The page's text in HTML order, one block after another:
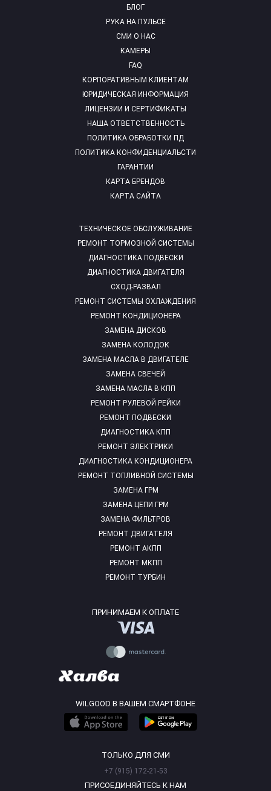
БЛОГ
РУКА НА ПУЛЬСЕ
СМИ О НАС
КАМЕРЫ
FAQ
ТЕХНИЧЕСКОЕ ОБСЛУЖИВАНИЕ
РЕМОНТ ТОРМОЗНОЙ СИСТЕМЫ
ДИАГНОСТИКА ПОДВЕСКИ
ДИАГНОСТИКА ДВИГАТЕЛЯ
СХОД-РАЗВАЛ
РЕМОНТ СИСТЕМЫ ОХЛАЖДЕНИЯ
РЕМОНТ КОНДИЦИОНЕРА
ЗАМЕНА ДИСКОВ
ЗАМЕНА КОЛОДОК
ЗАМЕНА МАСЛА В ДВИГАТЕЛЕ
ЗАМЕНА СВЕЧЕЙ
ЗАМЕНА МАСЛА В КПП
РЕМОНТ РУЛЕВОЙ РЕЙКИ
РЕМОНТ ПОДВЕСКИ
ДИАГНОСТИКА КПП
РЕМОНТ ЭЛЕКТРИКИ
ДИАГНОСТИКА КОНДИЦИОНЕРА
РЕМОНТ ТОПЛИВНОЙ СИСТЕМЫ
ЗАМЕНА ГРМ
ЗАМЕНА ЦЕПИ ГРМ
ЗАМЕНА ФИЛЬТРОВ
РЕМОНТ ДВИГАТЕЛЯ
РЕМОНТ АКПП
РЕМОНТ МКПП
РЕМОНТ ТУРБИН
КОРПОРАТИВНЫМ КЛИЕНТАМ
ЮРИДИЧЕСКАЯ ИНФОРМАЦИЯ
ЛИЦЕНЗИИ И СЕРТИФИКАТЫ
НАША ОТВЕТСТВЕННОСТЬ
ПОЛИТИКА ОБРАБОТКИ ПД
ПОЛИТИКА КОНФИДЕНЦИАЛЬСТИ
ГАРАНТИИ
КАРТА БРЕНДОВ
КАРТА САЙТА
ПРИНИМАЕМ К ОПЛАТЕ
WILGOOD В ВАШЕМ СМАРТФОНЕ
ТОЛЬКО ДЛЯ СМИ
+7 (915) 172-21-53
ПРИСОЕДИНЯЙТЕСЬ К НАМ